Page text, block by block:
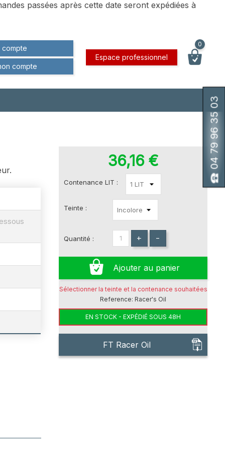
passées après cette date seront expédiées à
compte
compte
Espace professionnel
0
36,16 €
Contenance LIT :
Teinte :
Quantité : + -
Ajouter au panier
Sélectionner la teinte et la contenance souhaitées
Reference: Racer's Oil
EN STOCK - EXPÉDIÉ SOUS 48H
FT Racer Oil
04 79 96 35 03